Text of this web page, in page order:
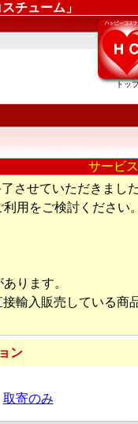
チューム」
トッ
サービ
させていただきました
利用をご検討ください。
ります。
輸入販売している商
ン
取寄のみ